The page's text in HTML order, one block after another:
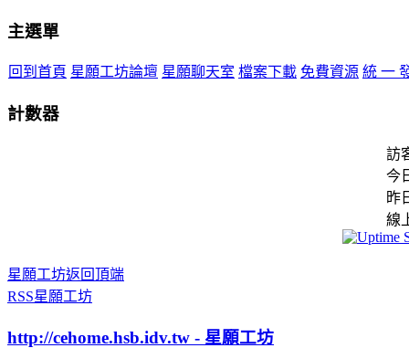
主選單
回到首頁 星願工坊論壇 星願聊天室 檔案下載 免費資源 統 一
計數器
訪
今
昨
線
星願工坊返回頂端
RSS星願工坊
http://cehome.hsb.idv.tw - 星願工坊